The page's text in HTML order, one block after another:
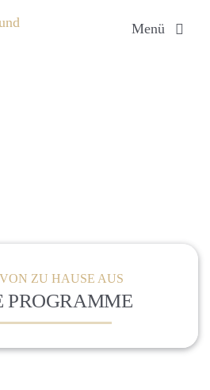
Menü
ZU HAUSE AUS
PROGRAMME